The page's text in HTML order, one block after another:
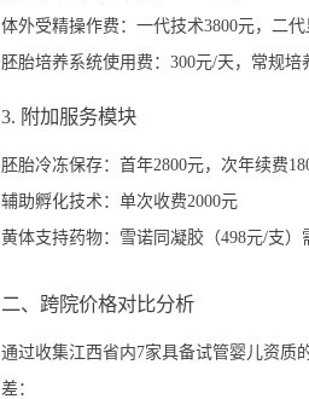
体外受精操作费：一代技术3800元，二
胚胎培养系统使用费：300元/天，常规培
3. 附加服务模块
胚胎冷冻保存：首年2800元，次年续费
辅助孵化技术：单次收费2000元
黄体支持药物：雪诺同凝胶（498元/支）
二、跨院价格对比分析
通过收集江西省内7家具备试管婴儿资质
差：